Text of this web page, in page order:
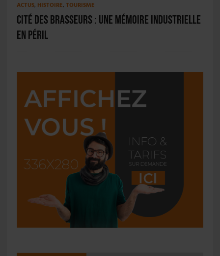
ACTUS, HISTOIRE, TOURISME
Cité des brasseurs : une mémoire industrielle
en péril